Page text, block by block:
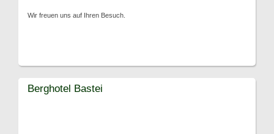
Wir freuen uns auf Ihren Besuch.
Berghotel Bastei